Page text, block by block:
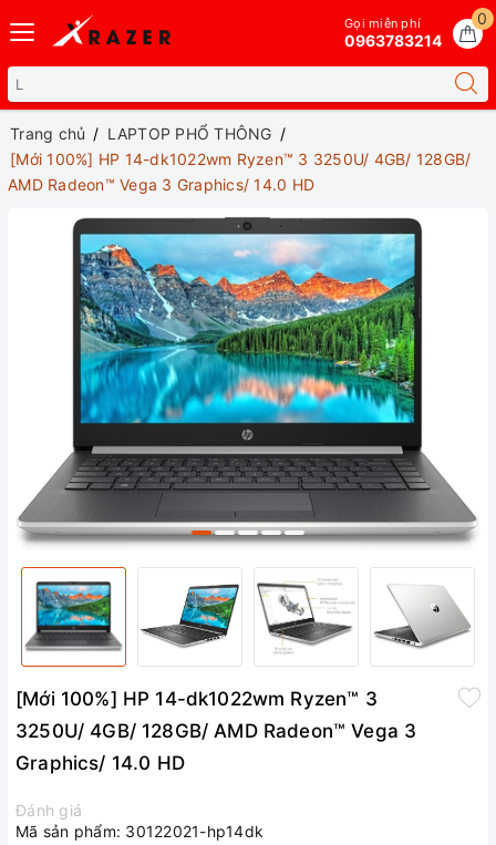
0
Gọi miễn phí
0963783214
Trang chủ
LAPTOP PHỔ THÔNG
[Mới 100%] HP 14-dk1022wm Ryzen™ 3 3250U/ 4GB/ 128GB/
AMD Radeon™ Vega 3 Graphics/ 14.0 HD
[Mới 100%] HP 14-dk1022wm Ryzen™ 3
3250U/ 4GB/ 128GB/ AMD Radeon™ Vega 3
Graphics/ 14.0 HD
Đánh giá
Mã sản phẩm: 30122021-hp14dk